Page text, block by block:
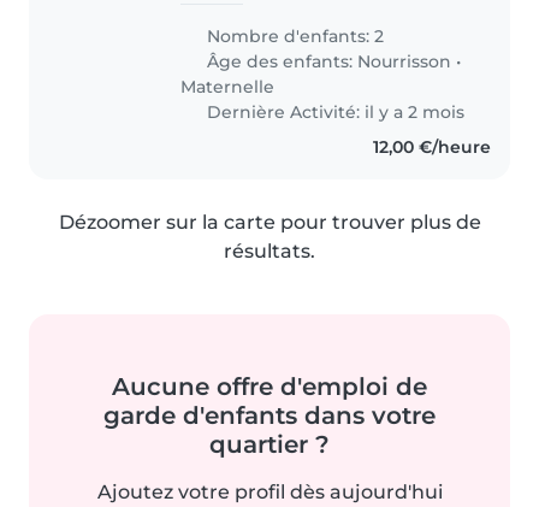
deux enfant a son domicile ( si
elle a des jeux pour petit et
grand a disposition ) car nous..
Nombre d'enfants: 2
Âge des enfants: Nourrisson •
Maternelle
Dernière Activité: il y a 2 mois
12,00 €/heure
Dézoomer sur la carte pour trouver plus de
résultats.
Aucune offre d'emploi de
garde d'enfants dans votre
quartier ?
Ajoutez votre profil dès aujourd'hui